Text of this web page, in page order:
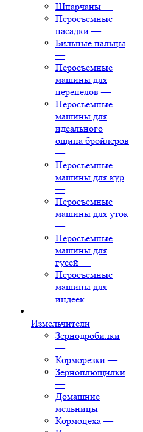
Шпарчаны —
Перосъемные
насадки —
Бильные пальцы
—
Перосъемные
машины для
перепелов —
Перосъемные
машины для
идеального
ощипа бройлеров
—
Перосъемные
машины для кур
—
Перосъемные
машины для уток
—
Перосъемные
машины для
гусей —
Перосъемные
машины для
индеек
Измельчители
Зернодробилки
—
Корморезки —
Зерноплющилки
—
Домашние
мельницы —
Кормоцеха —